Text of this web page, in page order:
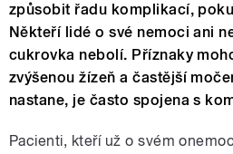
způsobit řadu komplikací,
Někteří lidé o své nemoci ani
cukrovka nebolí. Příznaky
zvýšenou žízeň a častější
nastane, je často spojena s
Pacienti, kteří už o svém